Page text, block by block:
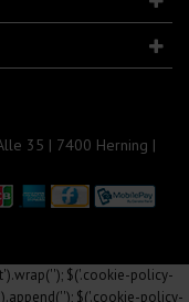
35 | 7400 Herning |
'); $('.cookie-policy-
'); $('.cookie-policy-